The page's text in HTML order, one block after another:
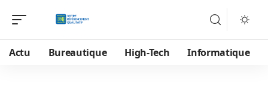
Actu Bureautique High-Tech Informatique